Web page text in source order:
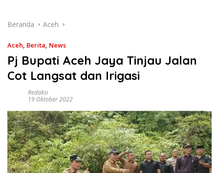
Beranda Aceh
Aceh, Berita, News
Pj Bupati Aceh Jaya Tinjau Jalan
Cot Langsat dan Irigasi
Redaksi
19 Oktober 2022